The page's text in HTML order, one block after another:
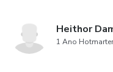
Heithor
1 Ano Hotmarter